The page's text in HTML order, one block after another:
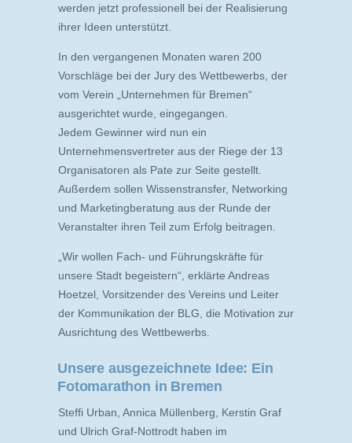
werden jetzt professionell bei der Realisierung
ihrer Ideen unterstützt.
In den vergangenen Monaten waren 200
Vorschläge bei der Jury des Wettbewerbs, der
vom Verein „Unternehmen für Bremen“
ausgerichtet wurde, eingegangen.
Jedem Gewinner wird nun ein
Unternehmensvertreter aus der Riege der 13
Organisatoren als Pate zur Seite gestellt.
Außerdem sollen Wissenstransfer, Networking
und Marketingberatung aus der Runde der
Veranstalter ihren Teil zum Erfolg beitragen.
„Wir wollen Fach- und Führungskräfte für
unsere Stadt begeistern“, erklärte Andreas
Hoetzel, Vorsitzender des Vereins und Leiter
der Kommunikation der BLG, die Motivation zur
Ausrichtung des Wettbewerbs.
Unsere ausgezeichnete Idee: Ein
Fotomarathon in Bremen
Steffi Urban, Annica Müllenberg, Kerstin Graf
und Ulrich Graf-Nottrodt haben im